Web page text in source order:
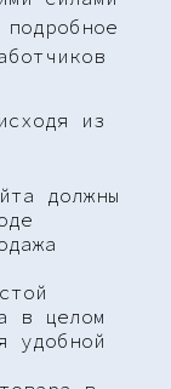
из
должны
в целом
удобной